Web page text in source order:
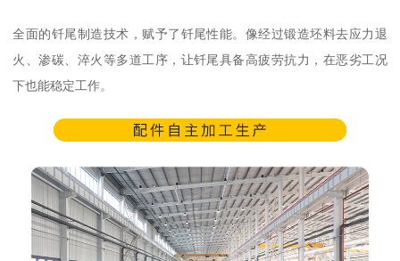
全面的钎尾制造技术，赋予了钎尾性能。像经过锻造坯料去应力退
火、渗碳、淬火等多道工序，让钎尾具备高疲劳抗力，在恶劣工况
下也能稳定工作。